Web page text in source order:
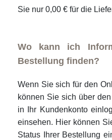
Sie nur 0,00 € für die
Wo kann ich
Bestellung finden?
Wenn Sie sich für den
können Sie sich über
in Ihr Kundenkonto
einsehen. Hier können
Status Ihrer Bestellung